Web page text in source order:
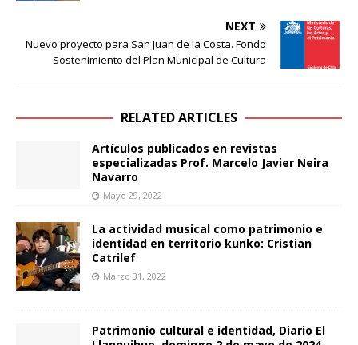
NEXT
Nuevo proyecto para San Juan de la Costa. Fondo
Sostenimiento del Plan Municipal de Cultura
RELATED ARTICLES
Artículos publicados en revistas
especializadas Prof. Marcelo Javier Neira
Navarro
Mayo 29, 2022
La actividad musical como patrimonio e
identidad en territorio kunko: Cristian
Catrilef
Marzo 31, 2022
Patrimonio cultural e identidad, Diario El